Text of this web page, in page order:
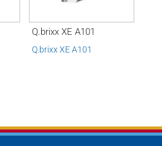
Q.brixx XE A101
Q.brixx XE A101